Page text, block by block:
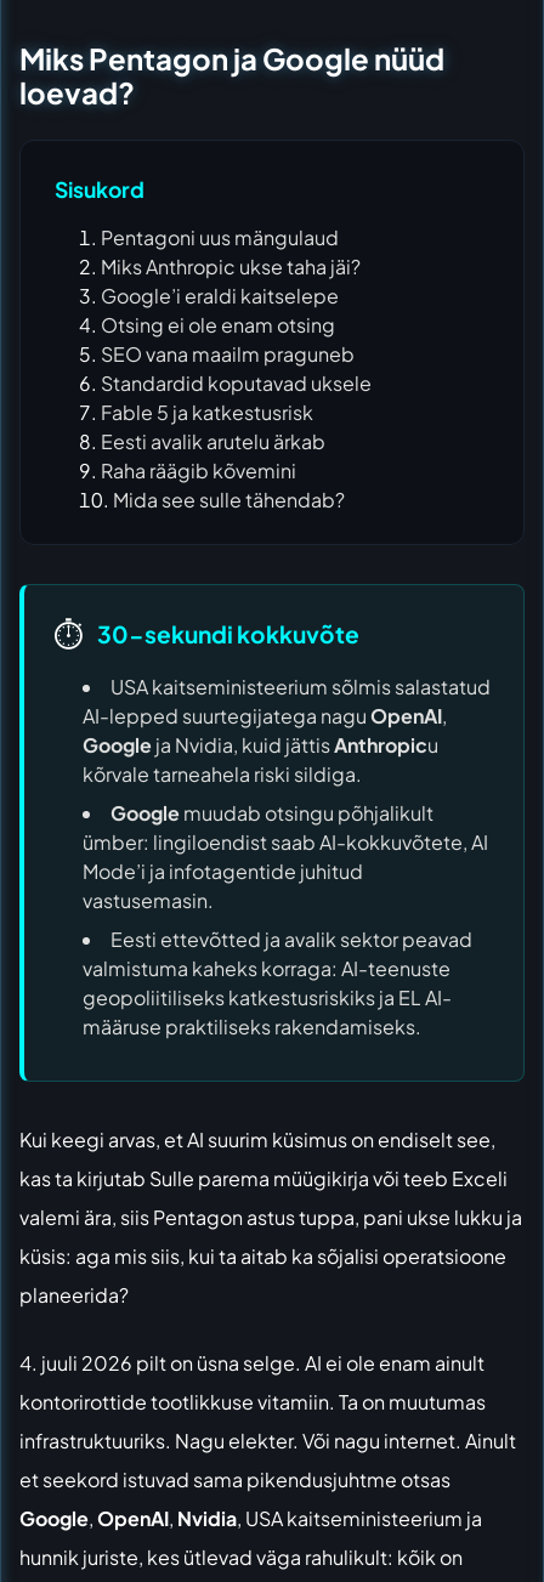
Miks Pentagon ja Google nüüd
loevad?
Sisukord
Pentagoni uus mängulaud
Miks Anthropic ukse taha jäi?
Google’i eraldi kaitselepe
Otsing ei ole enam otsing
SEO vana maailm praguneb
Standardid koputavad uksele
Fable 5 ja katkestusrisk
Eesti avalik arutelu ärkab
Raha räägib kõvemini
Mida see sulle tähendab?
⏱️ 30-sekundi kokkuvõte
USA kaitseministeerium sõlmis salastatud
AI-lepped suurtegijatega naguOpenAI,
Googleja Nvidia, kuid jättisAnthropicu
kõrvale tarneahela riski sildiga.
Googlemuudab otsingu põhjalikult
ümber: lingiloendist saab AI-kokkuvõtete, AI
Mode’i ja infotagentide juhitud
vastusemasin.
Eesti ettevõtted ja avalik sektor peavad
valmistuma kaheks korraga: AI-teenuste
geopoliitiliseks katkestusriskiks ja EL AI-
määruse praktiliseks rakendamiseks.
Kui keegi arvas, et AI suurim küsimus on endiselt see,
kas ta kirjutab Sulle parema müügikirja või teeb Exceli
valemi ära, siis Pentagon astus tuppa, pani ukse lukku ja
küsis: aga mis siis, kui ta aitab ka sõjalisi operatsioone
planeerida?
4. juuli 2026 pilt on üsna selge. AI ei ole enam ainult
kontorirottide tootlikkuse vitamiin. Ta on muutumas
infrastruktuuriks. Nagu elekter. Või nagu internet. Ainult
et seekord istuvad sama pikendusjuhtme otsas
Google,OpenAI, Nvidia, USA kaitseministeerium ja
hunnik juriste, kes ütlevad väga rahulikult: kõik on